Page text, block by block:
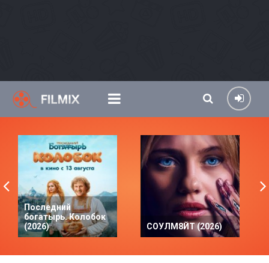
Последний
богатырь. Колобок
(2026)
СОУЛМ8ЙТ (2026)